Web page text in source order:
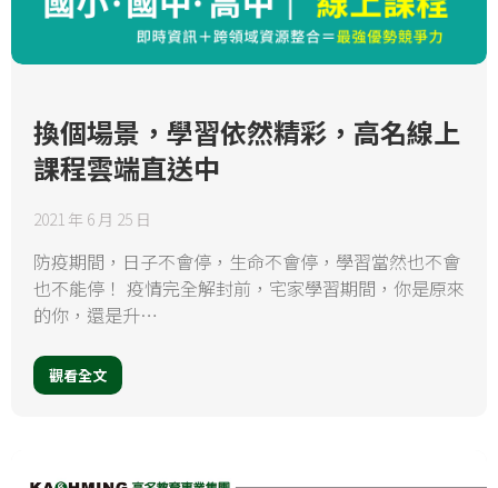
換個場景，學習依然精彩，高名線上
課程雲端直送中
2021 年 6 月 25 日
防疫期間，日子不會停，生命不會停，學習當然也不會
也不能停！ 疫情完全解封前，宅家學習期間，你是原來
的你，還是升…
觀看全文